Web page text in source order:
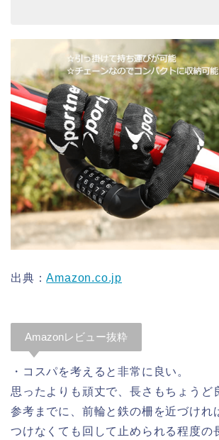
出典：Amazon.co.jp
Amazonレビュー抜粋
・コスパを考えると非常に良い。
思ったよりも頑丈で、長さもちょうど
参考までに、前輪と鉄の柵を近づけれ
つけなくても回して止められる程度の